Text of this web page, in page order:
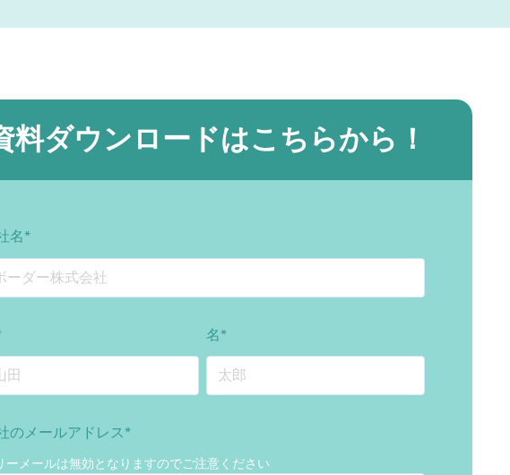
料ダウンロードはこちらから！
名*
名*
のメールアドレス*
ーメールは無効となりますのでご注意ください